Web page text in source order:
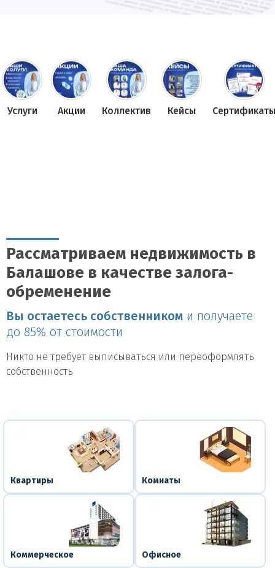
Услуги Акции Коллектив Кейсы Сертификаты
Рассматриваем недвижимость в
Балашове в качестве залога-
обременение
Вы остаетесь собственником и получаете
до 85% от стоимости
Никто не требует выписываться или переоформлять
собственность
Квартиры Комнаты
Коммерческое Офисное